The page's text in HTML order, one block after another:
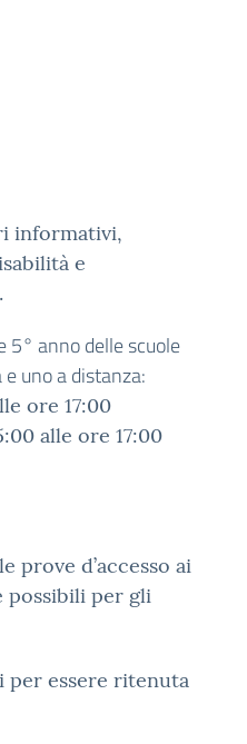
informativi,
e
5° anno delle scuole
uno a distanza:
ore 17:00
alle ore 17:00
prove d’accesso ai
possibili per gli
per essere ritenuta